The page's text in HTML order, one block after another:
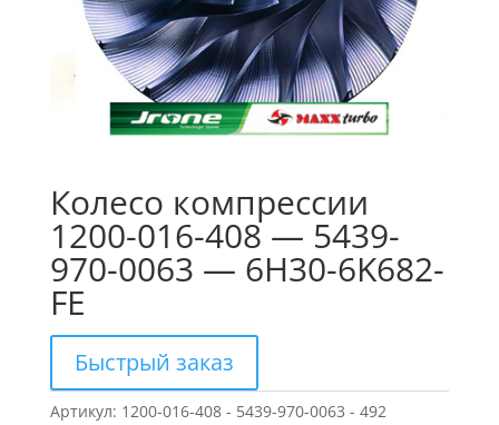
Колесо компрессии
1200-016-408 — 5439-
970-0063 — 6H30-6K682-
FE
Быстрый заказ
Артикул: 1200-016-408 - 5439-970-0063 - 492